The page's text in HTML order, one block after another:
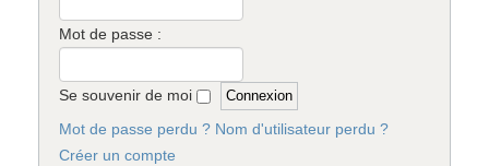
Mot de passe :
Se souvenir de moi
Mot de passe perdu ? Nom d'utilisateur perdu ?
Créer un compte